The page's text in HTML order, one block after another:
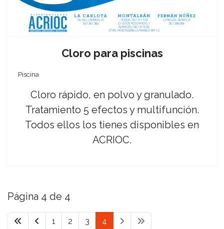
Cloro para piscinas
Piscina
Cloro rápido, en polvo y granulado.
Tratamiento 5 efectos y multifunción.
Todos ellos los tienes disponibles en
ACRIOC.
Página 4 de 4
1 2 3 4